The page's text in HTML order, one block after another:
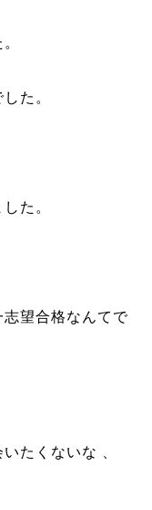
た。
た。
望合格なんてで
たくないな